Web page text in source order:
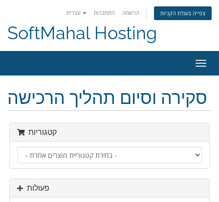
התחברות הרשמה צפייה בעגלת הקניות
SoftMahal Hosting
ניווט
סקירה וסיום תהליך הרכישה
קטגוריות
פעולות